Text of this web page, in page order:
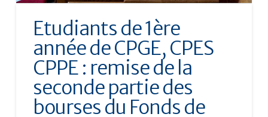
Etudiants de 1ère
année de CPGE, CPES
CPPE : remise de la
seconde partie des
bourses du Fonds de